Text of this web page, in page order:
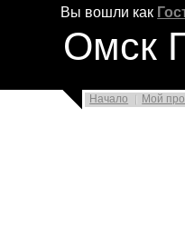
Вы вошли как
Омск
Начало Мой